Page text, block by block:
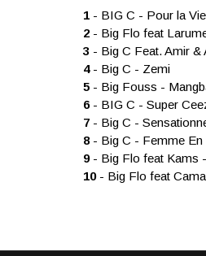
1 - BIG C - Pour la Vie
2 - Big Flo feat
3 - Big C Feat. Amir &
4- Big C - Zemi
5 - Big Fouss -
6- BIG C - Super
7 - Big C -
8- Big C - Femme En
9- Big Flo feat Kams
10- Big Flo feat